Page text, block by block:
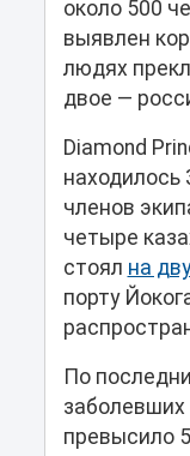
около 500
выявлен
людях
двое —
Diamond
находилось
членов
четыре
стоял на
порту
По
заболевших
превысило